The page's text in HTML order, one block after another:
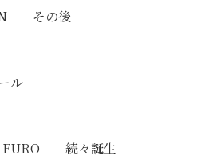
その後
ル
続々誕生